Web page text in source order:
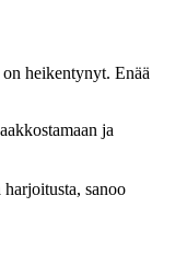
heikentynyt. Enää
ja
sanoo